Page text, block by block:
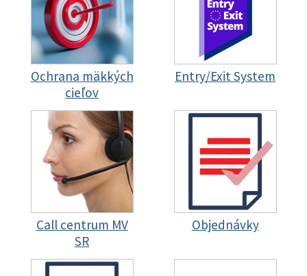
Ochrana mäkkých
cieľov
Entry/Exit System
Call centrum MV
SR
Objednávky